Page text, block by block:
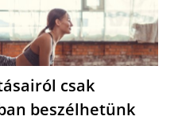
csak
beszélhetünk